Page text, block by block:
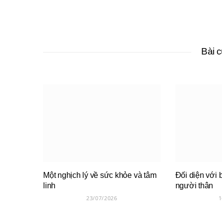
Bài
Một nghịch lý về sức khỏe và tâm
linh
23/07/2026
Đối diện với
người thân